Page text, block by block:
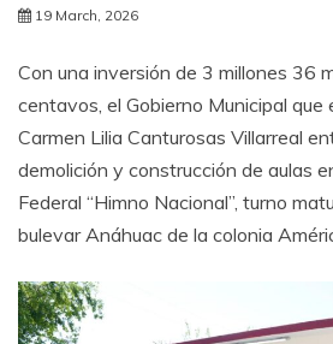
19 March, 2026
Con una inversión de 3 millones 36
centavos, el Gobierno Municipal que
Carmen Lilia Canturosas Villarreal
demolición y construcción de aulas
Federal “Himno Nacional”, turno
bulevar Anáhuac de la colonia